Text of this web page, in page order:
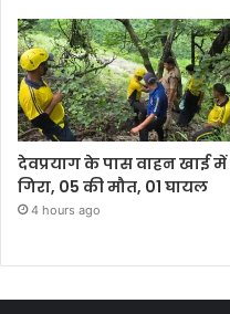
देवप्रयाग के पास वाहन खाई में
गिरा, 05 की मौत, 01 घायल
4 hours ago